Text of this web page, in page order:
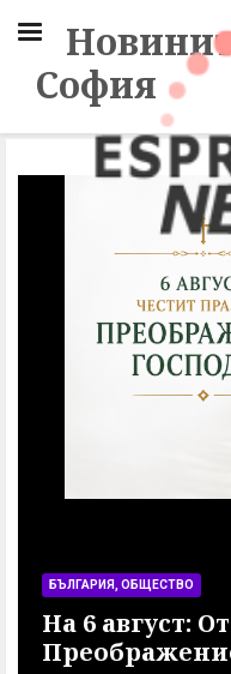
София
БЪЛГАРИЯ, ОБЩЕСТВО
На 6 август: